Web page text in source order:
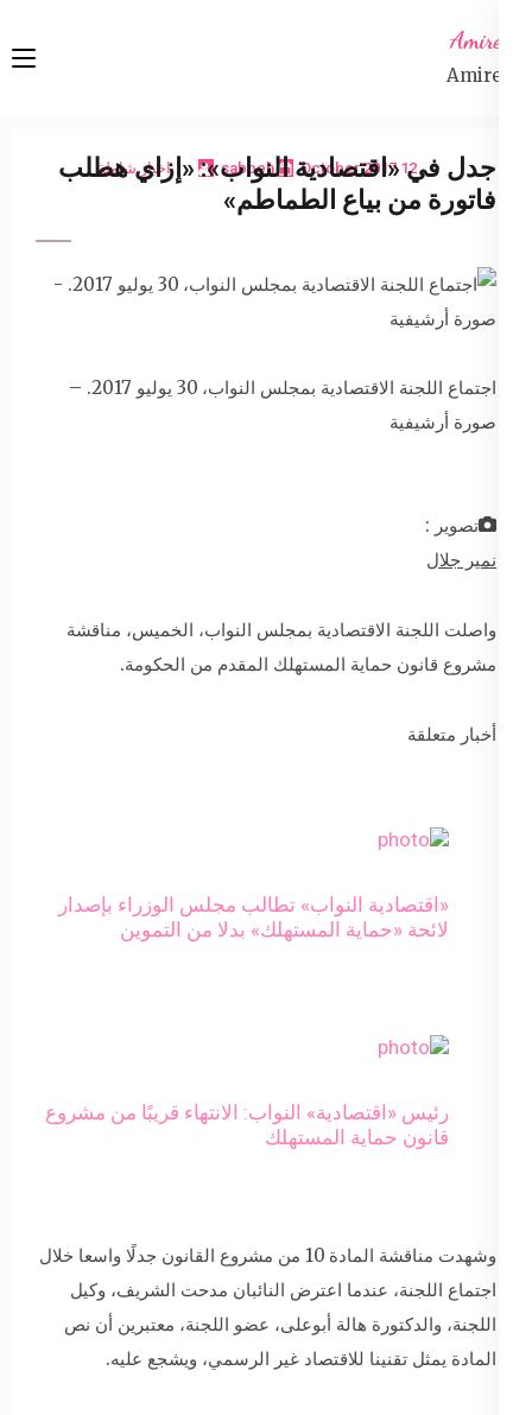
content
Amireta
Amireta
12 October 2017
sabbeh اخبار شاملة
جدل في «اقتصادية النواب»: «إزاي هطلب
فاتورة من بياع الطماطم»
اجتماع اللجنة الاقتصادية بمجلس النواب، 30 يوليو 2017. –
صورة أرشيفية
تصوير :
نمير جلال
واصلت اللجنة الاقتصادية بمجلس النواب، الخميس، مناقشة
مشروع قانون حماية المستهلك المقدم من الحكومة.
أخبار متعلقة
«اقتصادية النواب» تطالب مجلس الوزراء بإصدار
لائحة «حماية المستهلك» بدلا من التموين
رئيس «اقتصادية» النواب: الانتهاء قريبًا من مشروع
قانون حماية المستهلك
وشهدت مناقشة المادة 10 من مشروع القانون جدلًا واسعا خلال
اجتماع اللجنة، عندما اعترض النائبان مدحت الشريف، وكيل
اللجنة، والدكتورة هالة أبوعلى، عضو اللجنة، معتبرين أن نص
المادة يمثل تقنينا للاقتصاد غير الرسمي، ويشجع عليه.